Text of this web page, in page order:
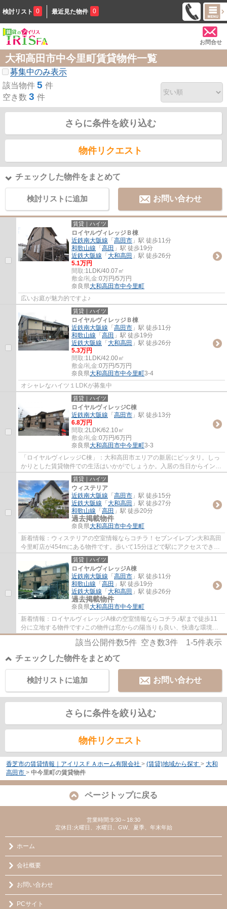
検討リスト 0 最近見た物件 0
お問合せ
大和高田市中今里町賃貸物件一覧
募集中のみ表示
該当物件 5 件
空き数 3 件
さらに条件を絞り込む
物件リクエスト
チェックした物件をまとめて
検討リストに追加 お問い合わせ
賃貸｜ハイツ
ロイヤルヴィレッジＢ棟
近鉄南大阪線 「 高田市 」駅 徒歩11分
和歌山線 「 高田 」駅 徒歩19分
近鉄大阪線 「 大和高田 」駅 徒歩26分
5.1万円
間取:1LDK/40.07㎡
敷金/礼金:0万円/5万円
奈良県大和高田市中今里町
広いお庭が魅力的ですよ♪
賃貸｜ハイツ
ロイヤルヴィレッジＢ棟
近鉄南大阪線 「 高田市 」駅 徒歩11分
和歌山線 「 高田 」駅 徒歩19分
近鉄大阪線 「 大和高田 」駅 徒歩26分
5.3万円
間取:1LDK/42.00㎡
敷金/礼金:0万円/5万円
奈良県大和高田市中今里町3-4
オシャレなハイツ１LDKが募集中
賃貸｜ハイツ
ロイヤルヴィレッジC棟
近鉄南大阪線 「 高田市 」駅 徒歩13分
6.8万円
間取:2LDK/62.10㎡
敷金/礼金:0万円/6万円
奈良県大和高田市中今里町3-3
「ロイヤルヴィレッジC棟」：大和高田市エリアの新居にピッタリ。しっ
かりとした賃貸物件での生活はいかがでしょうか。入居の当日からインタ
ーネットが使えます。お部屋の情報から周辺...
賃貸｜ハイツ
ウィステリア
近鉄南大阪線 「 高田市 」駅 徒歩15分
近鉄大阪線 「 大和高田 」駅 徒歩27分
和歌山線 「 高田 」駅 徒歩20分
過去掲載物件
奈良県大和高田市中今里町
新着情報：ウィステリアの空室情報ならコチラ！セブンイレブン大和高田
今里町店が454mにある物件です。歩いて15分ほどで駅にアクセスでき
る、立地の良さも魅力の物件です！賃貸情報を...
賃貸｜ハイツ
ロイヤルヴィレッジA棟
近鉄南大阪線 「 高田市 」駅 徒歩11分
和歌山線 「 高田 」駅 徒歩19分
近鉄大阪線 「 大和高田 」駅 徒歩26分
過去掲載物件
奈良県大和高田市中今里町
新着情報：ロイヤルヴィレッジA棟の空室情報ならコチラ♪駅まで徒歩11
分に立地する物件です♪この物件は窓からの陽当りも良い、快適な環境の
整った物件です♪ネットの回線工事が済んでい...
該当公開件数5件 空き数3件 1-5件表示
チェックした物件をまとめて
お問い合わせ
検討リストに追加
さらに条件を絞り込む
物件リクエスト
香芝市の賃貸情報｜アイリスＦＡホーム有限会社 > (賃貸)地域から探す > 大和
高田市 > 中今里町の賃貸物件
ページトップに戻る
営業時間:9:30～18:30
定休日:火曜日、水曜日、GW、夏季、年末年始
ホーム
会社概要
お問い合わせ
PCサイト